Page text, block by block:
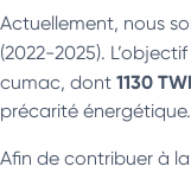
Actuellement, nous
(2022-2025).
cumac, dont 1130
précarité énergétique.
Afin de contribuer à